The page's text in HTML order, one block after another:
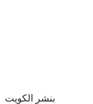
بنشر الكويت